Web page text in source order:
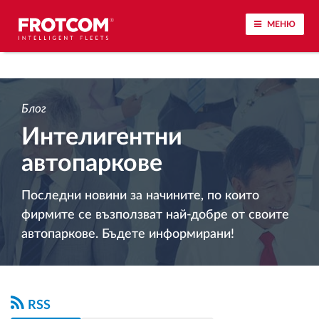
МЕНЮ
Проследяване на превозното средство и
наблюдение на датчиците
Анализ на стила на шофиране
Наблюдение на времената за шофиране
Управление на работната сила
Дистанционно сваляне на данни от тахограф
Блог
Интелигентни
автопаркове
Последни новини за начините, по които
фирмите се възползват най-добре от своите
автопаркове. Бъдете информирани!
RSS